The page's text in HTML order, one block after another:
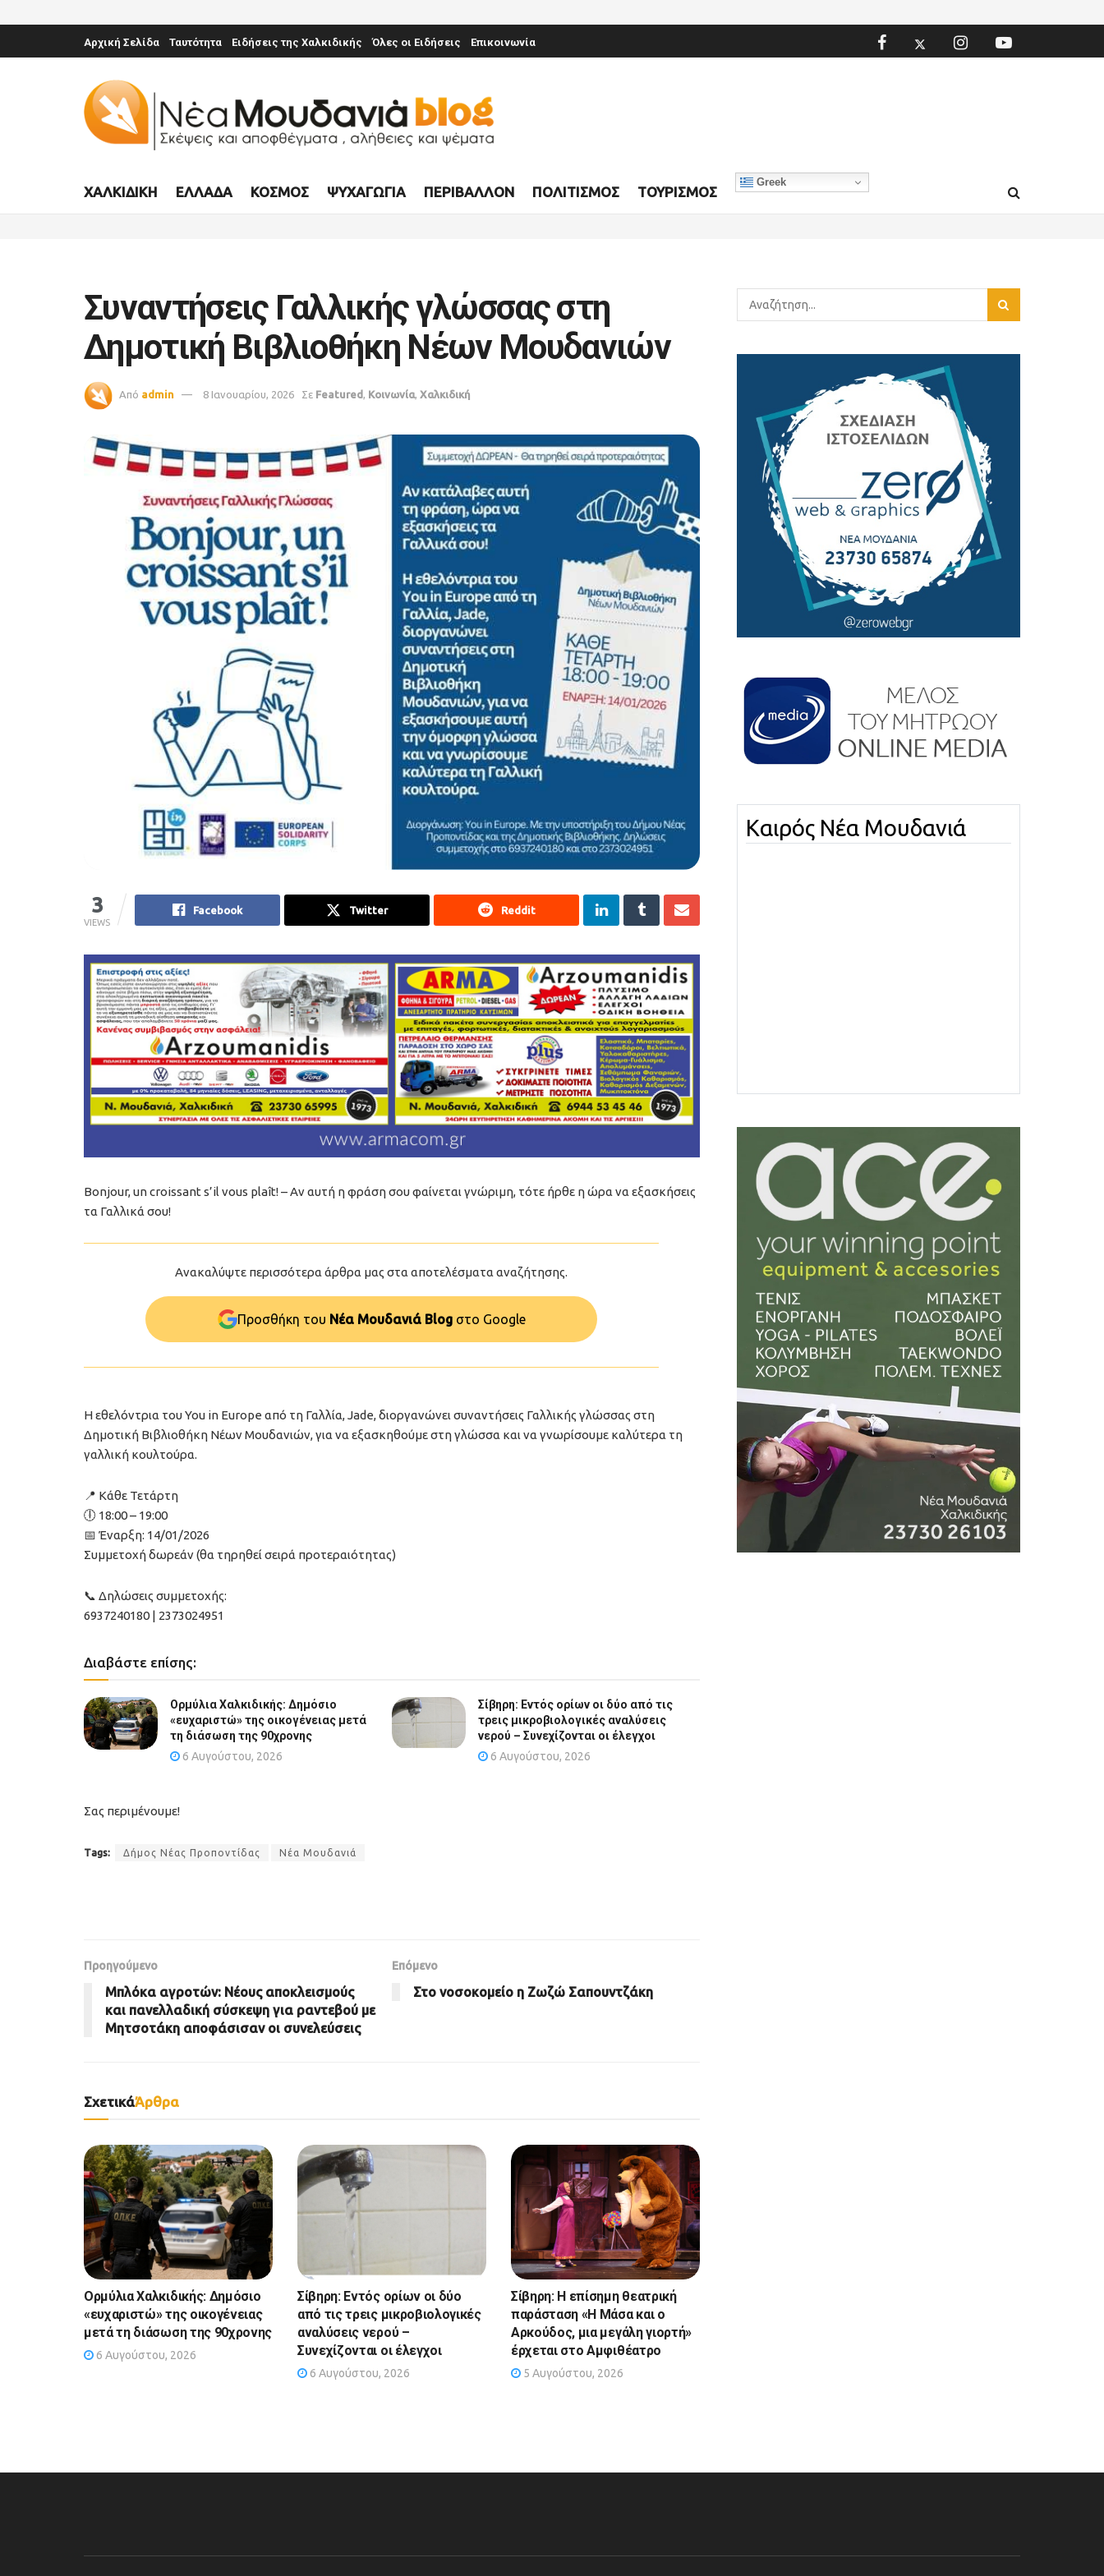
Αρχική Σελίδα Ταυτότητα Ειδήσεις της Χαλκιδικής Όλες οι Ειδήσεις Επικοινωνία
ΧΑΛΚΙΔΙΚΉ ΕΛΛΆΔΑ ΚΌΣΜΟΣ ΨΥΧΑΓΩΓΊΑ ΠΕΡΙΒΆΛΛΟΝ ΠΟΛΙΤΙΣΜΌΣ ΤΟΥΡΙΣΜΌΣ
Greek
Συναντήσεις Γαλλικής γλώσσας στη
Δημοτική Βιβλιοθήκη Νέων Μουδανιών
Από admin 8 Ιανουαρίου, 2026 Σε Featured Κοινωνία Χαλκιδική
3
VIEWS
Facebook Twitter Reddit
Bonjour, un croissant s’il vous plaît! – Αν αυτή η φράση σου φαίνεται γνώριμη, τότε ήρθε η ώρα να εξασκήσεις
τα Γαλλικά σου!
Ανακαλύψτε περισσότερα άρθρα μας στα αποτελέσματα αναζήτησης.
Προσθήκη του Νέα Μουδανιά Blogστo Google
Η εθελόντρια του You in Europe από τη Γαλλία, Jade, διοργανώνει συναντήσεις Γαλλικής γλώσσας στη
Δημοτική Βιβλιοθήκη Νέων Μουδανιών, για να εξασκηθούμε στη γλώσσα και να γνωρίσουμε καλύτερα τη
γαλλική κουλτούρα.
📍 Κάθε Τετάρτη
🕕 18:00 – 19:00
📅 Έναρξη: 14/01/2026
Συμμετοχή δωρεάν (θα τηρηθεί σειρά προτεραιότητας)
📞 Δηλώσεις συμμετοχής:
6937240180 | 2373024951
Διαβάστε επίσης:
Ορμύλια Χαλκιδικής: Δημόσιο
«ευχαριστώ» της οικογένειας μετά
τη διάσωση της 90χρονης
6 Αυγούστου, 2026
Σίβηρη: Εντός ορίων οι δύο από τις
τρεις μικροβιολογικές αναλύσεις
νερού – Συνεχίζονται οι έλεγχοι
6 Αυγούστου, 2026
Σας περιμένουμε!
Tags: Δήμος Νέας Προποντίδας Νέα Μουδανιά
Προηγούμενο
Μπλόκα αγροτών: Νέους αποκλεισμούς
και πανελλαδική σύσκεψη για ραντεβού με
Μητσοτάκη αποφάσισαν οι συνελεύσεις
Επόμενο
Στο νοσοκομείο η Ζωζώ Σαπουντζάκη
ΣχετικάΆρθρα
Ορμύλια Χαλκιδικής: Δημόσιο
«ευχαριστώ» της οικογένειας
μετά τη διάσωση της 90χρονης
6 Αυγούστου, 2026
Σίβηρη: Εντός ορίων οι δύο
από τις τρεις μικροβιολογικές
αναλύσεις νερού –
Συνεχίζονται οι έλεγχοι
6 Αυγούστου, 2026
Σίβηρη: Η επίσημη θεατρική
παράσταση «Η Μάσα και ο
Αρκούδος, μια μεγάλη γιορτή»
έρχεται στο Αμφιθέατρο
5 Αυγούστου, 2026
Καιρός Νέα Μουδανιά